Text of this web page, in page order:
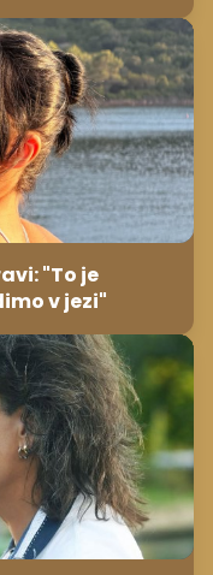
"To je
v jezi"